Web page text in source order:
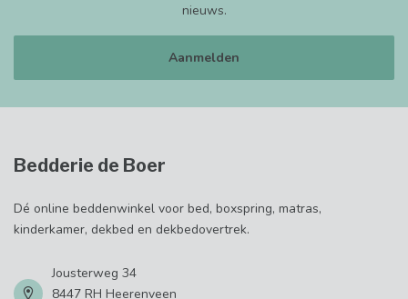
nieuws.
Aanmelden
Bedderie de Boer
Dé online beddenwinkel voor bed, boxspring, matras,
kinderkamer, dekbed en dekbedovertrek.
Jousterweg 34
8447 RH Heerenveen